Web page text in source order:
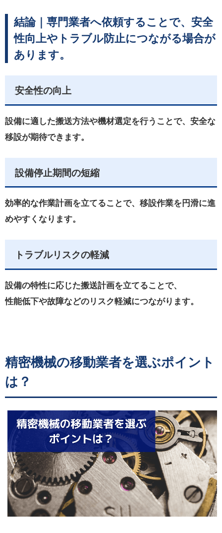
結論｜専門業者へ依頼することで、安全
性向上やトラブル防止につながる場合が
あります。
安全性の向上
設備に適した搬送方法や機材選定を行うことで、安全な
移設が期待できます。
設備停止期間の短縮
効率的な作業計画を立てることで、移設作業を円滑に進
めやすくなります。
トラブルリスクの軽減
設備の特性に応じた搬送計画を立てることで、
性能低下や故障などのリスク軽減につながります。
精密機械の移動業者を選ぶポイント
は？